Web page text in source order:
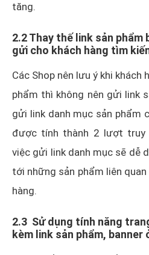
tăng.
2.2 Thay thế link sản phẩm
gửi cho khách hàng tìm
Các Shop nên lưu ý khi khách
phẩm thì không nên gửi link
gửi link danh mục sản phẩm
được tính thành 2 lượt truy
việc gửi link danh mục sẽ dễ
tới những sản phẩm liên
hàng.
2.3 Sử dụng tính năng
kèm link sản phẩm, banner